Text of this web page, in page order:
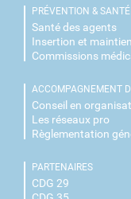
PRÉVENTION & SANTÉ
Santé des agents
Insertion et maintien
Commissions
ACCOMPAGNEMENT
Conseil en
Les réseaux pro
Règlementation
PARTENAIRES
CDG 29